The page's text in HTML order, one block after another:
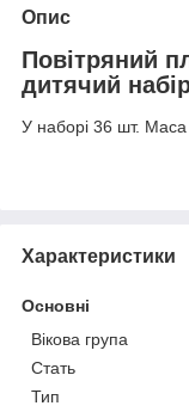
Опис
Повітряний
дитячий
У наборі 36 шт. Маса
Характеристики
Основні
Вікова група
Стать
Тип